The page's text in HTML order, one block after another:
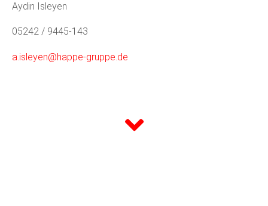
Aydin Isleyen
05242 / 9445-143
a.isleyen@happe-gruppe.de